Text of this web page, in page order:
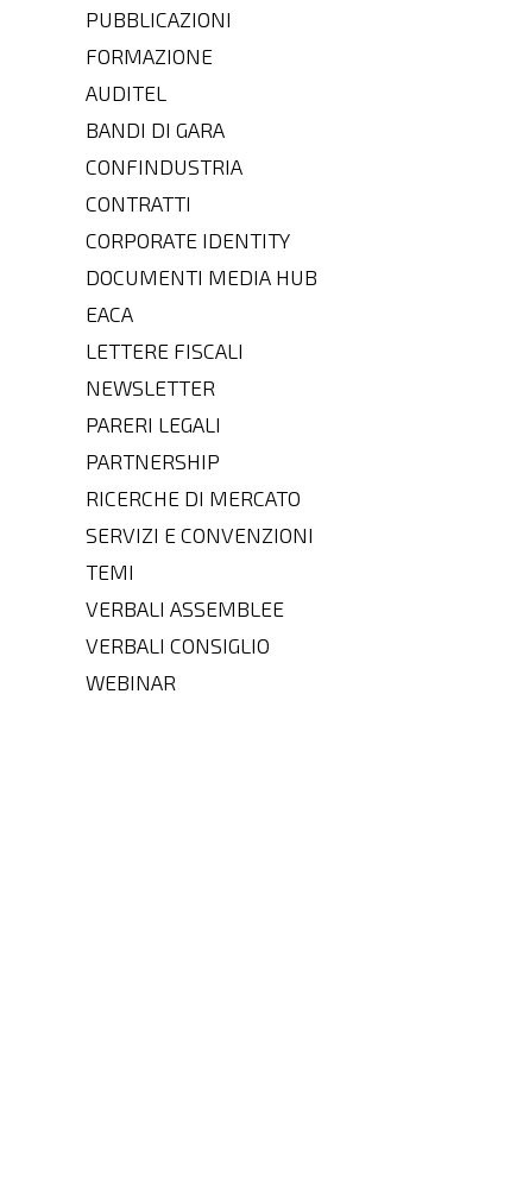
PUBBLICAZIONI
FORMAZIONE
AUDITEL
BANDI DI GARA
CONFINDUSTRIA
CONTRATTI
CORPORATE IDENTITY
DOCUMENTI MEDIA HUB
EACA
LETTERE FISCALI
NEWSLETTER
PARERI LEGALI
PARTNERSHIP
RICERCHE DI MERCATO
SERVIZI E CONVENZIONI
TEMI
VERBALI ASSEMBLEE
VERBALI CONSIGLIO
WEBINAR